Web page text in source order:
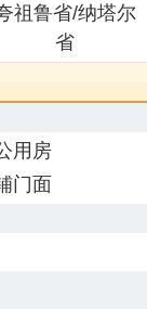
祖鲁省/纳塔尔
省
用房
门面